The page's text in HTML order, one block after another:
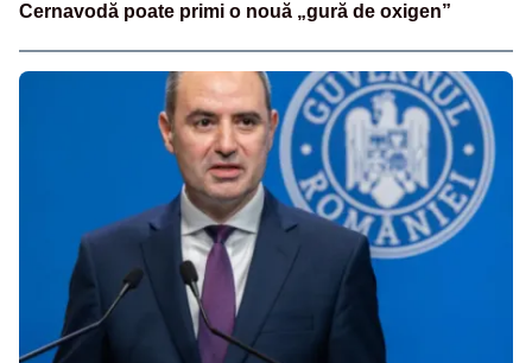
Cernavodă poate primi o nouă „gură de oxigen”